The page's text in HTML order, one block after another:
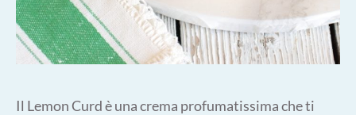
Il Lemon Curd è una crema profumatissima che ti